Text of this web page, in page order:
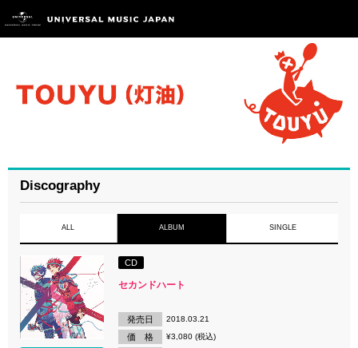
Discography
ALL ALBUM SINGLE
CD
セカンドハート
発売日 2018.03.21
価 格 ¥3,080 (税込)